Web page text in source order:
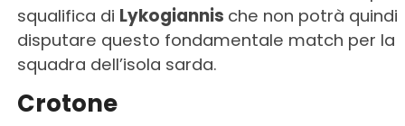
squalifica di Lykogiannis che non potrà quindi
disputare questo fondamentale match per la
squadra dell’isola sarda.
Crotone